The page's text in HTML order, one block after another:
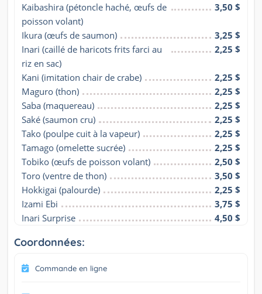
Kaibashira (pétoncle haché, œufs de
poisson volant)
3,50 $
Ikura (œufs de saumon)
3,25 $
Inari (caillé de haricots frits farci au
riz en sac)
2,25 $
Kani (imitation chair de crabe)
2,25 $
Maguro (thon)
2,25 $
Saba (maquereau)
2,25 $
Saké (saumon cru)
2,25 $
Tako (poulpe cuit à la vapeur)
2,25 $
Tamago (omelette sucrée)
2,25 $
Tobiko (œufs de poisson volant)
2,50 $
Toro (ventre de thon)
3,50 $
Hokkigai (palourde)
2,25 $
Izami Ebi
3,75 $
Inari Surprise
4,50 $
Coordonnées:
Commande en ligne